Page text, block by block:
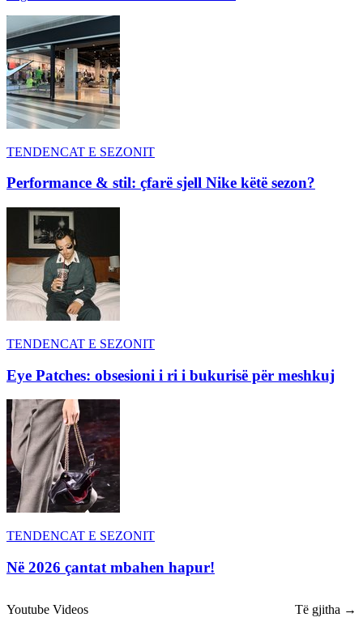
TENDENCAT E SEZONIT
Performance & stil: çfarë sjell Nike këtë sezon?
TENDENCAT E SEZONIT
Eye Patches: obsesioni i ri i bukurisë për meshkuj
TENDENCAT E SEZONIT
Në 2026 çantat mbahen hapur!
Youtube Videos Të gjitha →